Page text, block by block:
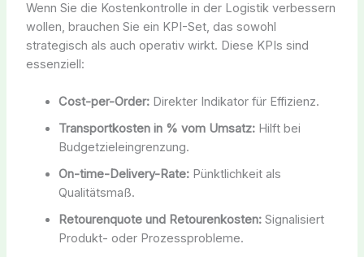
Wenn Sie die Kostenkontrolle in der Logistik verbessern
wollen, brauchen Sie ein KPI-Set, das sowohl
strategisch als auch operativ wirkt. Diese KPIs sind
essenziell:
Cost-per-Order:Direkter Indikator für Effizienz.
Transportkosten in % vom Umsatz:Hilft bei
Budgetzieleingrenzung.
On-time-Delivery-Rate:Pünktlichkeit als
Qualitätsmaß.
Retourenquote und Retourenkosten:Signalisiert
Produkt- oder Prozessprobleme.